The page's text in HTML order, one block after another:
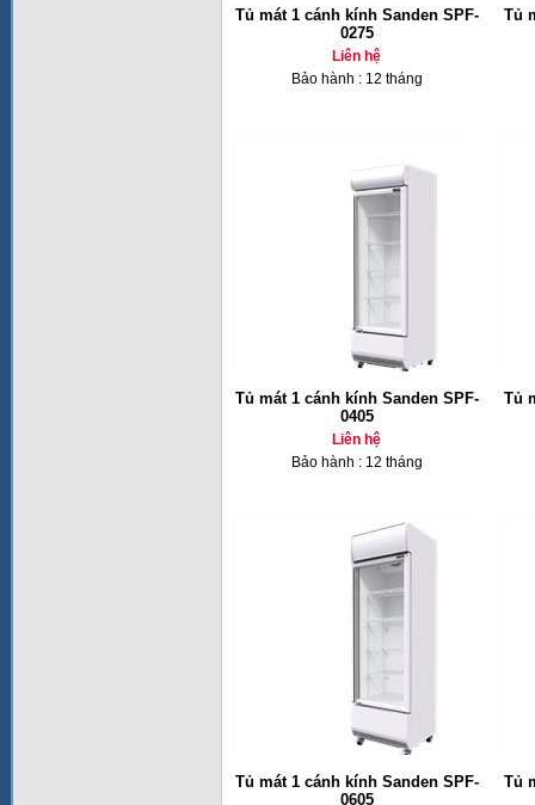
Tủ mát 1 cánh kính Sanden SPF-
0275
Liên hệ
Bảo hành : 12 tháng
Tủ
Tủ mát 1 cánh kính Sanden SPF-
0405
Liên hệ
Bảo hành : 12 tháng
Tủ
Tủ mát 1 cánh kính Sanden SPF-
0605
Tủ